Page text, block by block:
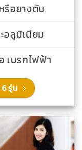
รือยางตัน
อลูมิเนียม
เบรกไฟฟ้า
รุ่น